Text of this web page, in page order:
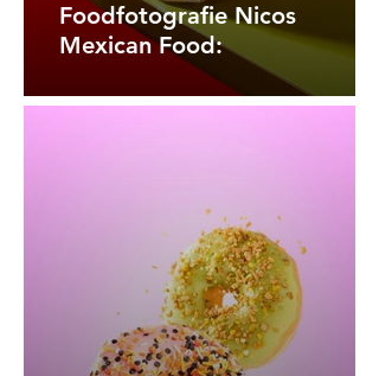
Foodfotografie Nicos
Mexican Food: